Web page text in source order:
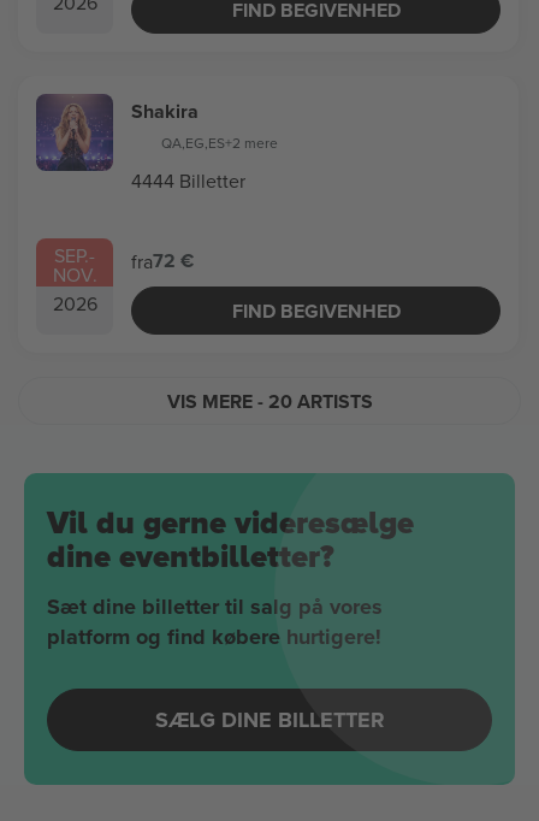
FIND BEGIVENHED
SEP.-
NOV.
2026
Shakira
QA,EG,ES+2 mere
4444 Billetter
fra72 €
FIND BEGIVENHED
VIS MERE- 20 ARTISTS
Vil du gerne videresælge
dine eventbilletter?
Sæt dine billetter til salg på vores
platform og find købere hurtigere!
SÆLG DINE BILLETTER